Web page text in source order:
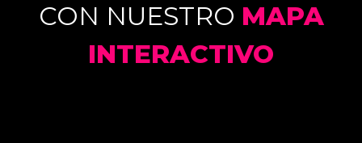
CON NUESTRO MAPA
INTERACTIVO